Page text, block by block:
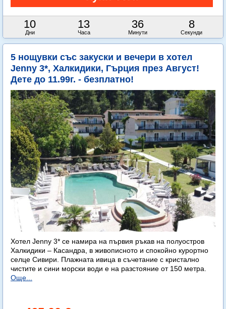
10
Дни
13
Часа
36
Минути
7
Секунди
5 нощувки със закуски и вечери в хотел
Jenny 3*, Халкидики, Гърция през Август!
Дете до 11.99г. - безплатно!
Хотел Jenny 3* се намира на първия ръкав на полуостров
Халкидики – Касандра, в живописното и спокойно курортно
селце Сивири. Плажната ивица в съчетание с кристално
чистите и сини морски води е на разстояние от 150 метра.
Още...